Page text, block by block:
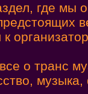
где мы
о транс